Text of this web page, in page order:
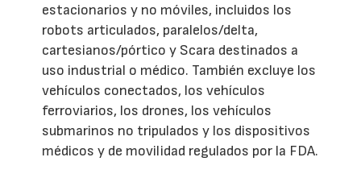
estacionarios y no móviles, incluidos los
robots articulados, paralelos/delta,
cartesianos/pórtico y Scara destinados a
uso industrial o médico. También excluye los
vehículos conectados, los vehículos
ferroviarios, los drones, los vehículos
submarinos no tripulados y los dispositivos
médicos y de movilidad regulados por la FDA.